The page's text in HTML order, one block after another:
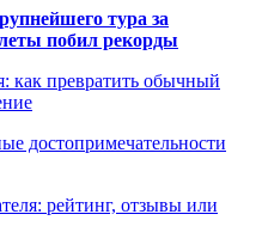
тура за
побил рекорды
как превратить обычный
достопримечательности
рейтинг, отзывы или